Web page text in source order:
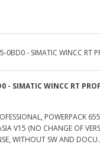
- SIMATIC WINCC RT
POWERPACK
V15 (NO CHANGE OF
WITHOUT SW AND